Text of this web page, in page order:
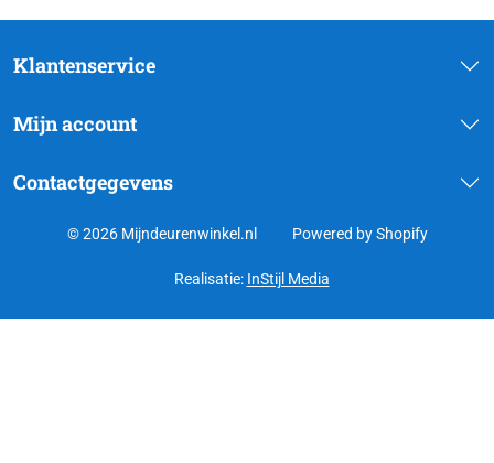
Klantenservice
Mijn account
Contactgegevens
© 2026 Mijndeurenwinkel.nl Powered by Shopify
Realisatie: InStijl Media